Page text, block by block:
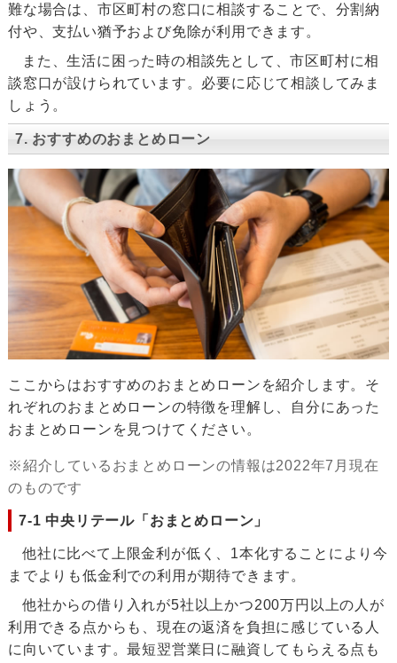
難な場合は、市区町村の窓口に相談することで、分割納
付や、支払い猶予および免除が利用できます。
また、生活に困った時の相談先として、市区町村に相
談窓口が設けられています。必要に応じて相談してみま
しょう。
7. おすすめのおまとめローン
ここからはおすすめのおまとめローンを紹介します。そ
れぞれのおまとめローンの特徴を理解し、自分にあった
おまとめローンを見つけてください。
※紹介しているおまとめローンの情報は2022年7月現在
のものです
7-1 中央リテール「おまとめローン」
他社に比べて上限金利が低く、1本化することにより今
までよりも低金利での利用が期待できます。
他社からの借り入れが5社以上かつ200万円以上の人が
利用できる点からも、現在の返済を負担に感じている人
に向いています。最短翌営業日に融資してもらえる点も